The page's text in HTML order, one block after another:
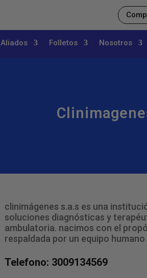
Aliados Folletos Nosotros
clinimágenes s.a.s es una
soluciones diagnósticas y
ambulatoria. nacimos con el
respaldada por un equipo
Telefono: 3009134569